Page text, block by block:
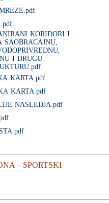
KORIDORI I
I DRUGU
KARTA.pdf
KARTA.pdf
NASLEDJA.pdf
– SPORTSKI